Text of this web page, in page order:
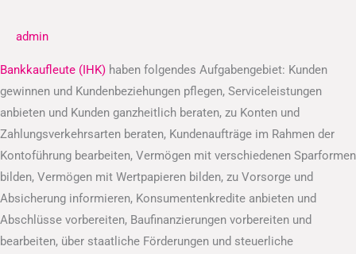
admin
Bankkaufleute (IHK) haben folgendes Aufgabengebiet: Kunden
gewinnen und Kundenbeziehungen pflegen, Serviceleistungen
anbieten und Kunden ganzheitlich beraten, zu Konten und
Zahlungsverkehrsarten beraten, Kundenaufträge im Rahmen der
Kontoführung bearbeiten, Vermögen mit verschiedenen Sparformen
bilden, Vermögen mit Wertpapieren bilden, zu Vorsorge und
Absicherung informieren, Konsumentenkredite anbieten und
Abschlüsse vorbereiten, Baufinanzierungen vorbereiten und
bearbeiten, über staatliche Förderungen und steuerliche